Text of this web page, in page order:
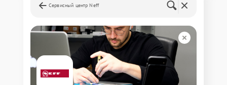
Сервисный центр Neff